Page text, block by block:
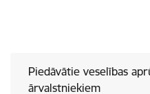
Piedāvātie veselības
ārvalstniekiem